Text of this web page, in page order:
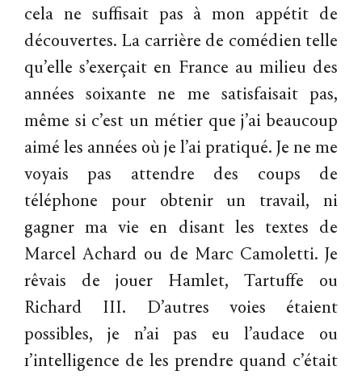
cela ne suffisait pas à mon appétit de
découvertes. La carrière de comédien telle
qu’elle s’exerçait en France au milieu des
années soixante ne me satisfaisait pas,
même si c’est un métier que j’ai beaucoup
aimé les années où je l’ai pratiqué. Je ne me
voyais pas attendre des coups de
téléphone pour obtenir un travail, ni
gagner ma vie en disant les textes de
Marcel Achard ou de Marc Camoletti. Je
rêvais de jouer Hamlet, Tartuffe ou
Richard III. D’autres voies étaient
possibles, je n’ai pas eu l’audace ou
1’intelligence de les prendre quand c’était